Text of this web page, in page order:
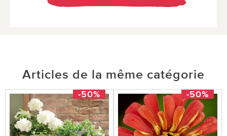
Articles de la même catégorie
-50% -50%